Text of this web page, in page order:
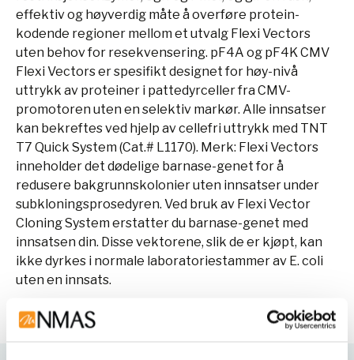
effektiv og høyverdig måte å overføre protein-
kodende regioner mellom et utvalg Flexi Vectors
uten behov for resekvensering. pF4A og pF4K CMV
Flexi Vectors er spesifikt designet for høy-nivå
uttrykk av proteiner i pattedyrceller fra CMV-
promotoren uten en selektiv markør. Alle innsatser
kan bekreftes ved hjelp av cellefri uttrykk med TNT
T7 Quick System (Cat.# L1170). Merk: Flexi Vectors
inneholder det dødelige barnase-genet for å
redusere bakgrunnskolonier uten innsatser under
subkloningsprosedyren. Ved bruk av Flexi Vector
Cloning System erstatter du barnase-genet med
innsatsen din. Disse vektorene, slik de er kjøpt, kan
ikke dyrkes i normale laboratoriestammer av E. coli
uten en innsats.